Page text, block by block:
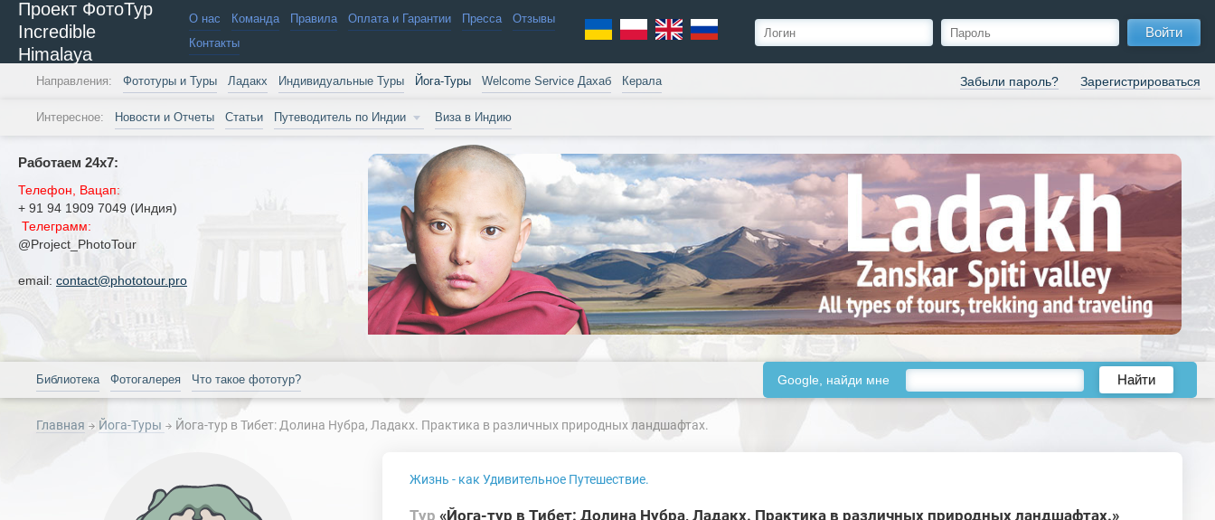
Проект ФотоТур
Incredible
Himalaya
О нас Команда Правила Оплата и Гарантии Пресса
Отзывы
Контакты
Войти
Забыли пароль? Зарегистрироваться
Направления: Фототуры и Туры Ладакх Индивидуальные Туры Йога-Туры Welcome Service Дахаб Керала
Интересное: Новости и Отчеты Статьи Путеводитель по Индии Виза в Индию
Работаем 24х7:
Телефон, Вацап:
+ 91 94 1909 7049 (Индия)
Телеграмм:
@Project_PhotoTour
email: contact@phototour.pro
Библиотека Фотогалерея Что такое фототур? Google, найди мне Найти
Главная Йога-Туры Йога-тур в Тибет: Долина Нубра, Ладакх. Практика в различных природных ландшафтах.
Жизнь - как Удивительное Путешествие.
Тур «Йога-тур в Тибет: Долина Нубра, Ладакх. Практика в различных природных ландшафтах.»